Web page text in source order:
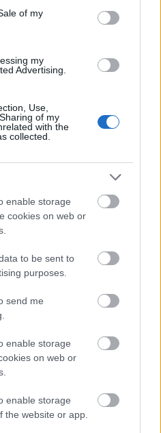
of my
my
Advertising.
Use,
of my
with the
collected.
enable storage
cookies on web or
to be sent to
purposes.
send me
enable storage
on web or
enable storage
the website or app.
Βροχόπτωση
›
καιρός